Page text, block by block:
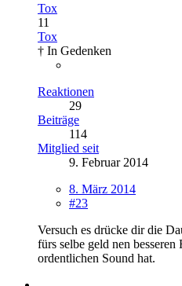
Tox
11
Tox
† In Gedenken
Reaktionen
29
Beiträge
114
Mitglied seit
9. Februar 2014
8. März 2014
#23
Versuch es drücke dir die
fürs selbe geld nen
ordentlichen Sound hat.